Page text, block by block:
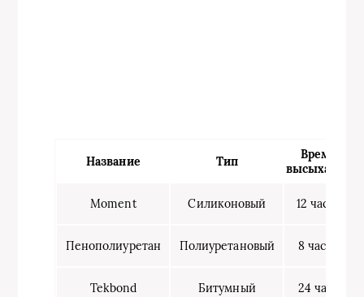
Название Тип
Время
высыхания
Moment Силиконовый 12 часов
Пенополиуретан Полиуретановый 8 часов
Tekbond Битумный 24 часа